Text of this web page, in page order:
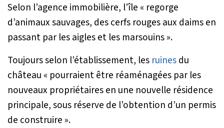
Selon l’agence immobilière, l’île « regorge
d’animaux sauvages, des cerfs rouges aux daims en
passant par les aigles et les marsouins».
Toujours selon l’établissement, les ruinesdu
château « pourraient être réaménagées par les
nouveaux propriétaires en une nouvelle résidence
principale, sous réserve de l’obtention d’un permis
de construire ».